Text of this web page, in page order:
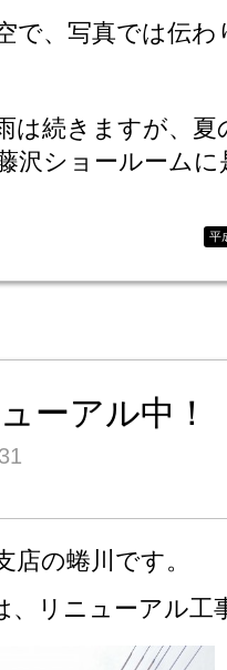
で、写真では伝
は続きますが、
沢ショールーム
平
ーアル中！
店の蜷川です。
、リニューアル工